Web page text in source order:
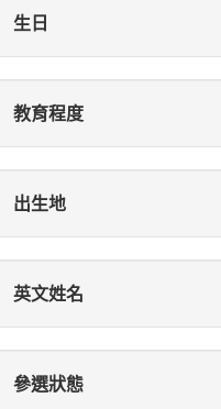
生日
教育程度
出生地
英文姓名
參選狀態